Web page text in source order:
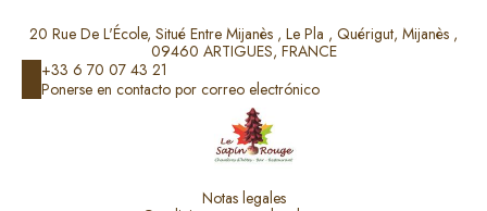
20 Rue De L'École, Situé Entre Mijanès , Le Pla , Quérigut, Mijanès ,
09460 ARTIGUES, FRANCE
+33 6 70 07 43 21
Ponerse en contacto por correo electrónico
Notas legales